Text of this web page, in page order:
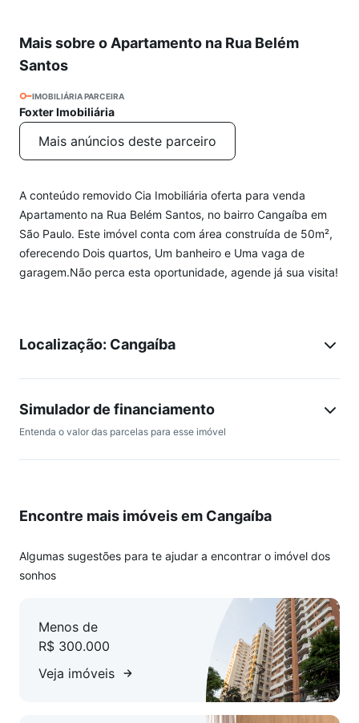
Mais sobre o Apartamento na Rua Belém
Santos
IMOBILIÁRIA PARCEIRA
Foxter Imobiliária
Mais anúncios deste parceiro
A conteúdo removido Cia Imobiliária oferta para venda
Apartamento na Rua Belém Santos, no bairro Cangaíba em
São Paulo. Este imóvel conta com área construída de 50m²,
oferecendo Dois quartos, Um banheiro e Uma vaga de
garagem.Não perca esta oportunidade, agende já sua visita!
Localização: Cangaíba
Simulador de financiamento
Entenda o valor das parcelas para esse imóvel
Encontre mais imóveis em Cangaíba
Algumas sugestões para te ajudar a encontrar o imóvel dos
sonhos
Menos de
R$ 300.000
Veja imóveis